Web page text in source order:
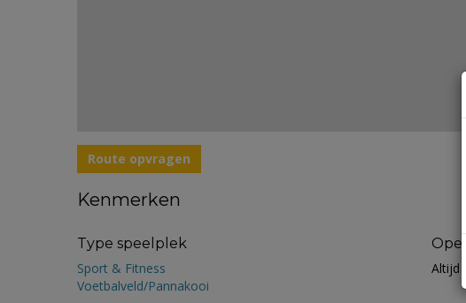
Route opvragen
Kenmerken
Type speelplek
Sport & Fitness
Voetbalveld/Pannakooi
Altijd